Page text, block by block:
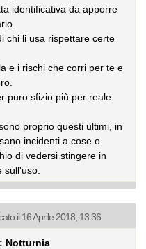
identificativa da apporre
chi li usa rispettare certe
e i rischi che corri per te e
puro sfizio più per reale
proprio questi ultimi, in
incidenti a cose o
di vedersi stingere in
sull'uso.
il 16 Aprile 2018, 13:36
Notturnia